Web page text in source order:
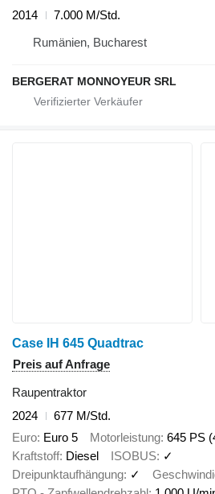
2014
7.000 M/Std.
Rumänien, Bucharest
BERGERAT MONNOYEUR SRL
Case IH 645 Quadtrac
Preis auf Anfrage
Raupentraktor
2024
677 M/Std.
Euro Euro 5 Motorleistung 645 PS
Kraftstoff Diesel ISOBUS ✓
Dreipunktaufhängung ✓